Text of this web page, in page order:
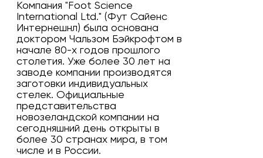
Компания "Foot Science
International Ltd." (Фут Сайенс
Интернешнл) была основана
доктором Чальзом Бэйкрофтом в
начале 80-х годов прошлого
столетия. Уже более 30 лет на
заводе компании производятся
заготовки индивидуальных
стелек. Официальные
представительства
новозеландской компании на
сегодняшний день открыты в
более 30 странах мира, в том
числе и в России.